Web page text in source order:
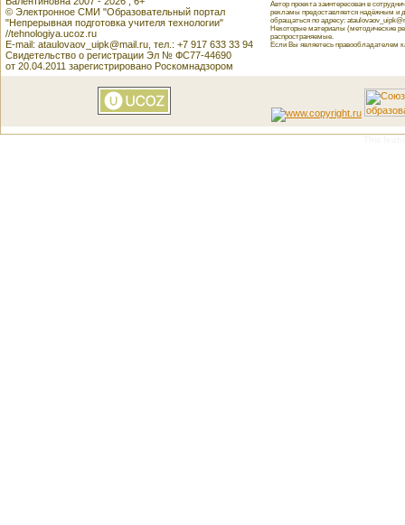
© Электронное СМИ "Образовательный портал
"Непрерывная подготовка учителя технологии"
//tehnologiya.ucoz.ru
E-mail: ataulovaov_uipk@mail.ru, тел.: +7 917 633 33 94
Свидетельство о регистрации Эл № ФС77-44690
от 20.04.2011 зарегистрировано Роскомнадзором
Автор проекта заинтересован в
рекламы предоставляется надёжным и
обращаться по адресу:
Некоторые материалы (методические
распространяемые.
Если Вы являетесь правообладателем